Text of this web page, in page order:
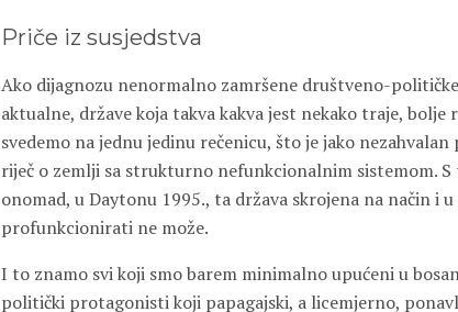
Priče iz susjedstva
Ako dijagnozu nenormalno zamršene društveno-
aktualne, države koja takva kakva jest nekako traje,
svedemo na jednu jedinu rečenicu, što je jako
riječ o zemlji sa strukturno nefunkcionalnim sistemom.
onomad, u Daytonu 1995., ta država skrojena na način i
profunkcionirati ne može.
I to znamo svi koji smo barem minimalno upućeni u
politički protagonisti koji papagajski, a licemjerno,